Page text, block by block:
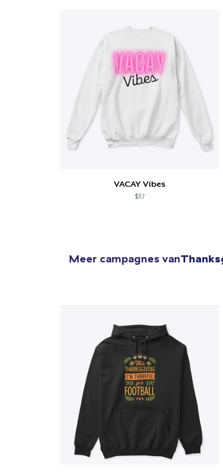
VACAY Vibes
$37
Meer campagnes van